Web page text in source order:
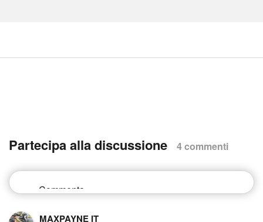
Partecipa alla discussione 4 commenti
MAXPAYNE IT